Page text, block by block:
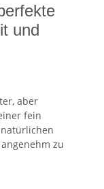
und
aber
fein
zu